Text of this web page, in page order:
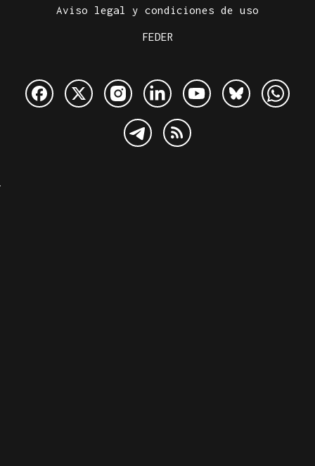
Aviso legal y condiciones de uso
FEDER